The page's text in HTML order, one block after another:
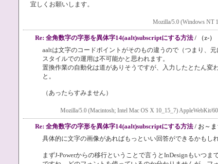
宜しくお願いします。
Mozilla/5.0 (Windows NT
Re: 全角数字の字形を異体字14(aalt)subscriptにする方法/ （z-）
aaltは文字のコードポイントがそのもの違うので（つまり、
スタイルでの運用は不可能かと思われます。
置換作業の自動化は道がありそうですが、入力したとたん変
と。
（あったらすみません）
Mozilla/5.0 (Macintosh; Intel Mac OS X 10_15_7) AppleWebKit/
Re: 全角数字の字形を異体字14(aalt)subscriptにする方法/ お～
具体的に文字の画像があればもっといい回答ができるかもし
まずJ-Powerからの移行ということで言うとInDesignもいつ